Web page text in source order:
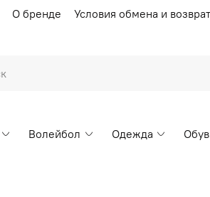
О бренде Условия обмена и
Волейбол Одежда